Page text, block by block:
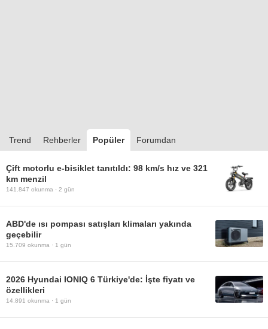
Trend Rehberler Popüler Forumdan
Çift motorlu e-bisiklet tanıtıldı: 98 km/s hız ve 321
km menzil
141.847 okunma · 2 gün
ABD'de ısı pompası satışları klimaları yakında
geçebilir
15.709 okunma · 1 gün
2026 Hyundai IONIQ 6 Türkiye'de: İşte fiyatı ve
özellikleri
14.891 okunma · 1 gün